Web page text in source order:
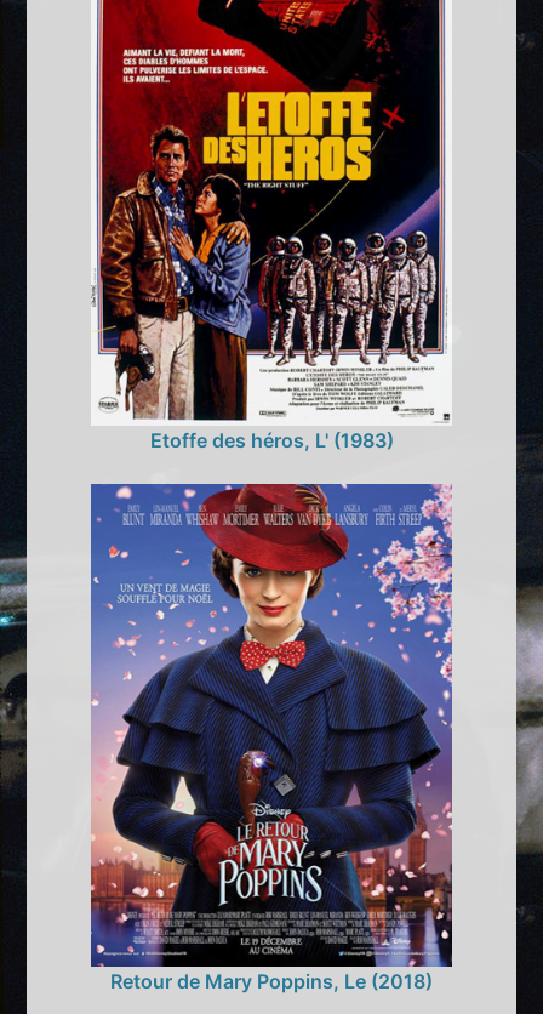
Etoffe des héros, L' (1983)
Retour de Mary Poppins, Le (2018)